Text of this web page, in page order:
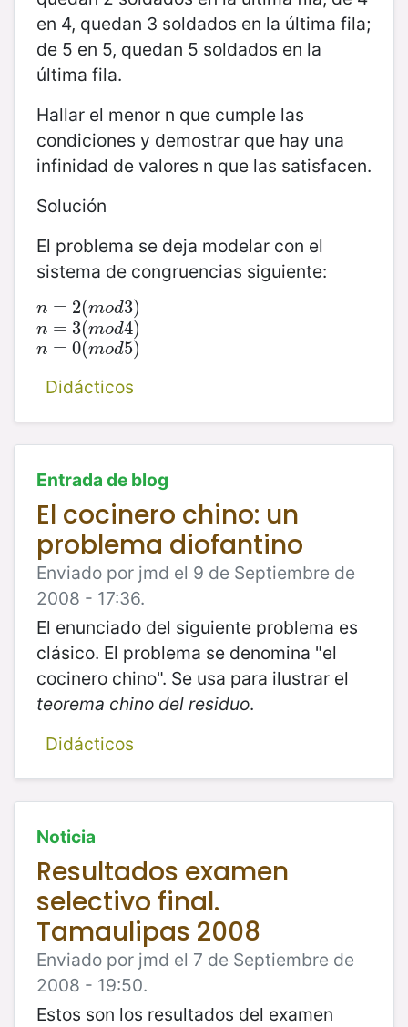
en 4, quedan 3 soldados en la última fila;
de 5 en 5, quedan 5 soldados en la
última fila.
Hallar el menor n que cumple las
condiciones y demostrar que hay una
infinidad de valores n que las satisfacen.
Solución
El problema se deja modelar con el
sistema de congruencias siguiente:
n = 2(mod3)
n=2 (mod3)
n = 3(mod4)
n=3 (mod4)
n = 0(mod5)
n=0 (mod5)
Didácticos
Entrada de blog
El cocinero chino: un
problema diofantino
Enviado por jmd el 9 de Septiembre de
2008 - 17:36.
El enunciado del siguiente problema es
clásico. El problema se denomina "el
cocinero chino". Se usa para ilustrar el
teorema chino del residuo.
Didácticos
Noticia
Resultados examen
selectivo final.
Tamaulipas 2008
Enviado por jmd el 7 de Septiembre de
2008 - 19:50.
Estos son los resultados del examen